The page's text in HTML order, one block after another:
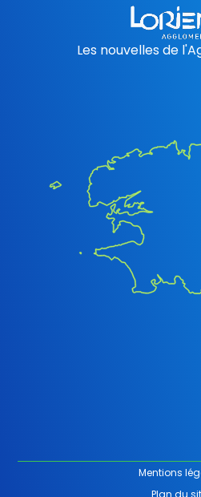
Les nouvelles de
Mentions